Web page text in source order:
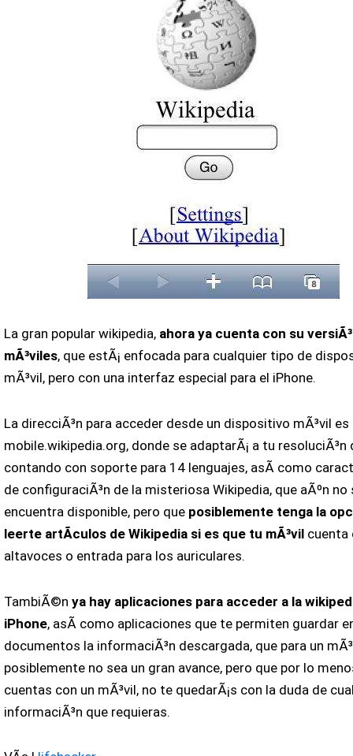
La gran popular wikipedia, ahora ya cuenta con su
mÃ³viles, que estÃ¡ enfocada para cualquier tipo de
mÃ³vil, pero con una interfaz especial para el iPhone.
La direcciÃ³n para acceder desde un dispositivo mÃ³vil es
mobile.wikipedia.org, donde se adaptarÃ¡ a tu resoluciÃ³n
contando con soporte para 14 lenguajes, asÃ­ como
de configuraciÃ³n de la misteriosa Wikipedia, que aÃºn no
encuentra disponible, pero que posiblemente tenga la
leerte artÃ­culos de Wikipedia si es que tu mÃ³vil cuenta
altavoces o entrada para los auriculares.
TambiÃ©n ya hay aplicaciones para acceder a la
iPhone, asÃ­ como aplicaciones que te permiten guardar
documentos la informaciÃ³n descargada, que para un
posiblemente no sea un gran avance, pero que por lo
cuentas con un mÃ³vil, no te quedarÃ¡s con la duda de
informaciÃ³n que requieras.